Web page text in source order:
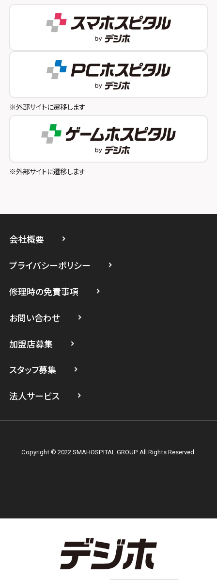
スマホスピタル 自由が丘
スマホスピタルオリナス錦糸町
スマホスピタル テルル成増
スマホスピタル池袋
スマホスピタル八王子
スマホスピタル町田
スマホスピタル吉祥寺
スマホスピタル立川
スマホスピタル たまプラーザ駅前
スマホスピタル 登戸・向ヶ丘遊園
スマホスピタル 武蔵小杉
スマホスピタル テルル上大岡
スマホスピタル by デジホ 姫路キャスパ
スマホスピタル伊丹
スマホスピタル奈良生駒
スマホスピタル和歌山
※外部サイトに遷移します
※外部サイトに遷移します
会社概要
プライバシーポリシー
修理時の免責事項
お問い合わせ
加盟店募集
スタッフ募集
法人サービス
Copyright © 2022 SMAHOSPITAL GROUP All Rights Reserved.